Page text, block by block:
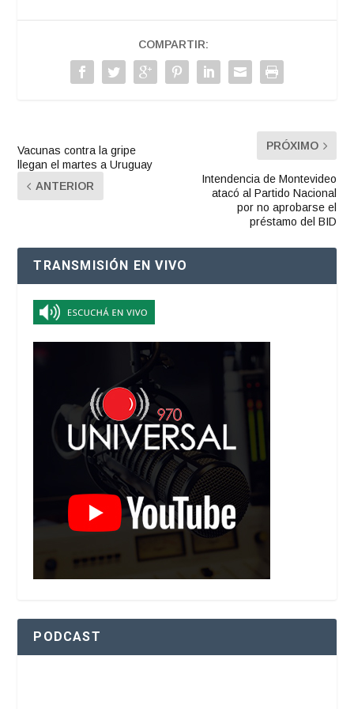
COMPARTIR:
Vacunas contra la gripe
llegan el martes a Uruguay
ANTERIOR
PRÓXIMO
Intendencia de Montevideo
atacó al Partido Nacional
por no aprobarse el
préstamo del BID
TRANSMISIÓN EN VIVO
PODCAST